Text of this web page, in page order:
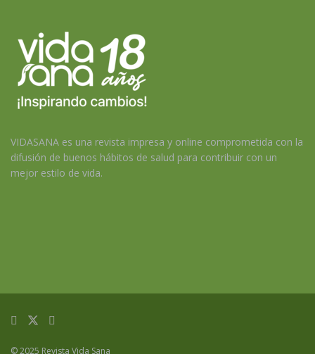
VIDASANA es una revista impresa y online comprometida con la
difusión de buenos hábitos de salud para contribuir con un
mejor estilo de vida.
© 2025 Revista Vida Sana